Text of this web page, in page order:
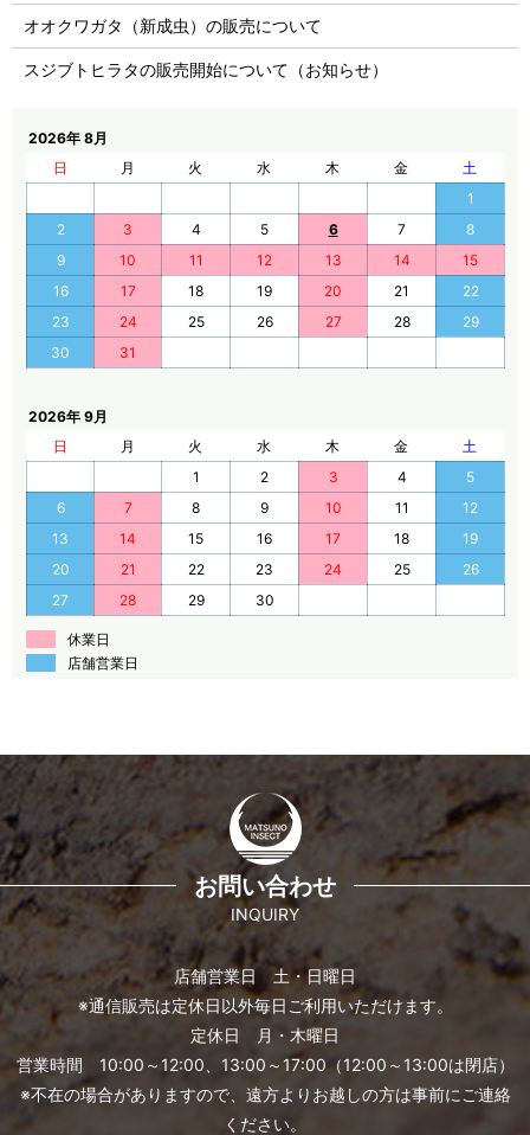
オオクワガタ（新成虫）の販売について
スジブトヒラタの販売開始について（お知らせ）
2026年 8月
日
月 火 水 木 金
土
1
2
3 4 5 6 7
8
9
10 11 12 13 14
15
16
17 18 19 20 21
22
23
24 25 26 27 28
29
30
31
2026年 9月
日
月 火 水 木 金
土
1
2 3 4
5
6
7 8 9 10 11
12
13
14 15 16 17 18
19
20
21 22 23 24 25
26
27
28 29 30
休業日
店舗営業日
お問い合わせ
INQUIRY
店舗営業日 土・日曜日
※通信販売は定休日以外毎日ご利用いただけます。
定休日 月・木曜日
営業時間 10:00～12:00、13:00～17:00（12:00～13:00は閉店）
※不在の場合がありますので、遠方よりお越しの方は事前にご連絡
ください。